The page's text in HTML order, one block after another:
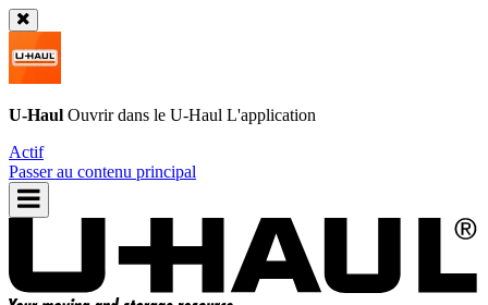
U-Haul Ouvrir dans le U-Haul L'application
Actif
Passer au contenu principal